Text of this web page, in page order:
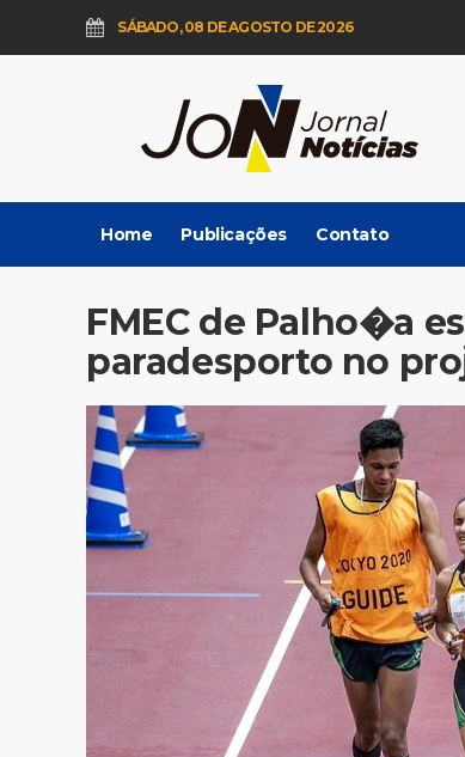
SÁBADO, 08 DE AGOSTO DE 2026
Home Publicações Contato
FMEC de Palho�a
paradesporto no